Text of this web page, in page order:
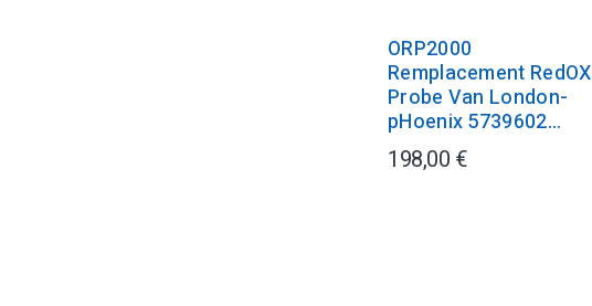
ORP2000
Remplacement RedOX
Probe Van London-
pHoenix 5739602...
198,00 €